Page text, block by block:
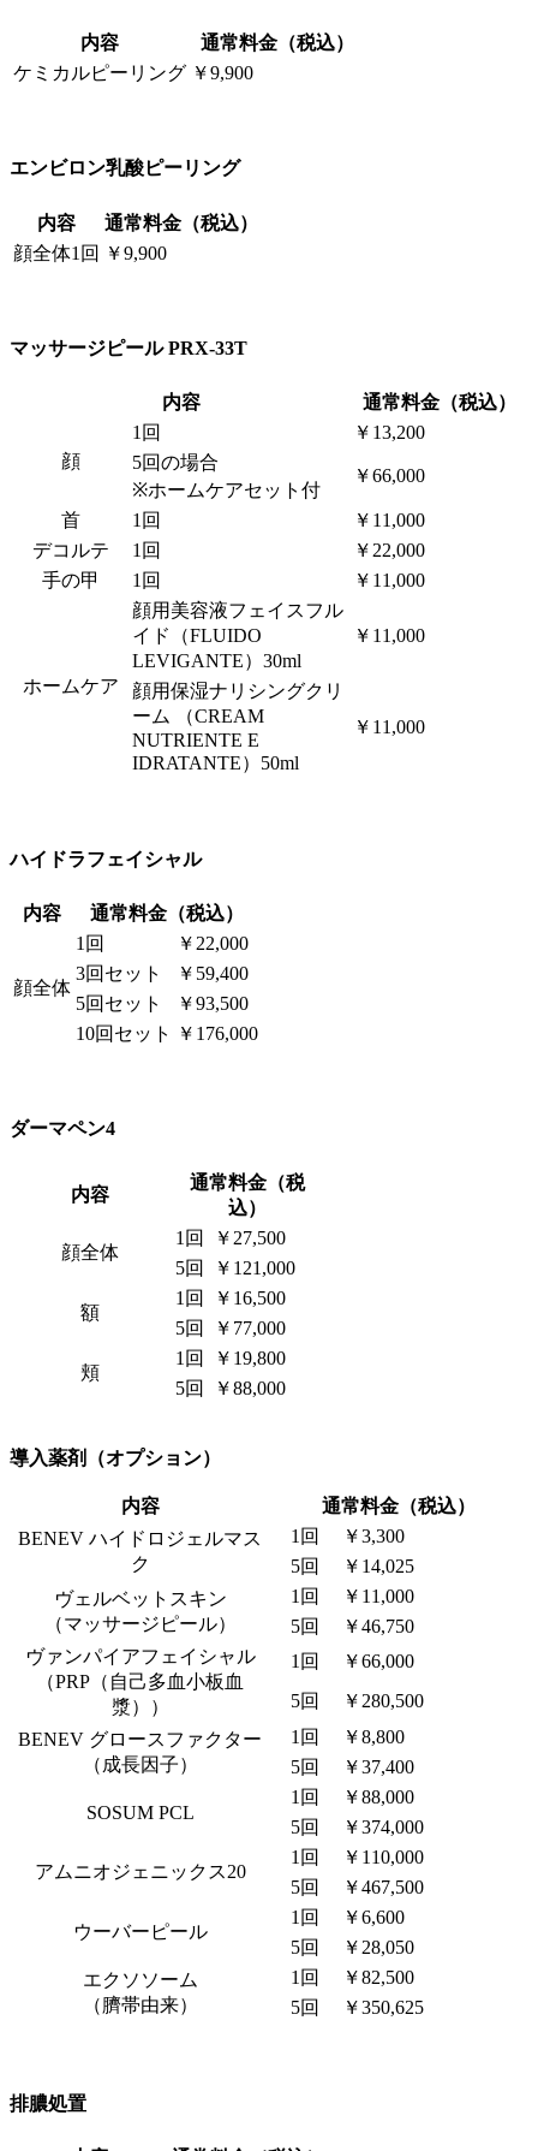
内容
通常料金（税込）
ケミカルピーリング ￥9,900
エンビロン乳酸ピーリング
内容
通常料金（税込）
顔全体1回
￥9,900
マッサージピール PRX-33T
内容 通常料金（税込）
顔
1回
￥13,200
5回の場合
※ホームケアセット付
￥66,000
首 1回
￥11,000
デコルテ
1回
￥22,000
手の甲
1回 ￥11,000
ホームケア
顔用美容液フェイスフル
イド（FLUIDO
LEVIGANTE）30ml
￥11,000
顔用保湿ナリシングクリ
ーム （CREAM
NUTRIENTE E
IDRATANTE）50ml
￥11,000
ハイドラフェイシャル
内容 通常料金（税込）
顔全体
1回
￥22,000
3回セット
￥59,400
5回セット
￥93,500
10回セット
￥176,000
ダーマペン4
内容
通常料金（税
込）
顔全体
1回
￥27,500
5回
￥121,000
額
1回
￥16,500
5回
￥77,000
頬
1回
￥19,800
5回
￥88,000
導入薬剤（オプション）
内容
通常料金（税込）
BENEV ハイドロジェルマス
ク
1回
￥3,300
5回
￥14,025
ヴェルベットスキン
（マッサージピール）
1回
￥11,000
5回
￥46,750
ヴァンパイアフェイシャル
（PRP（自己多血小板血
漿））
1回
￥66,000
5回
￥280,500
BENEV グロースファクター
（成長因子）
1回
￥8,800
5回
￥37,400
SOSUM PCL
1回
￥88,000
5回
￥374,000
アムニオジェニックス20
1回
￥110,000
5回
￥467,500
ウーバーピール
1回
￥6,600
5回
￥28,050
エクソソーム
（臍帯由来）
1回
￥82,500
5回
￥350,625
排膿処置